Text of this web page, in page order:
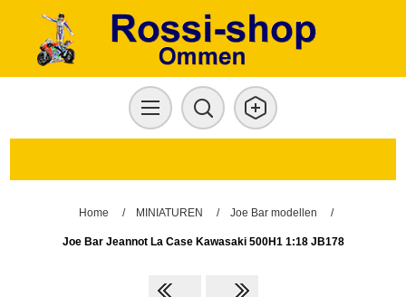
Home / MINIATUREN / Joe Bar modellen /
Joe Bar Jeannot La Case Kawasaki 500H1 1:18 JB178